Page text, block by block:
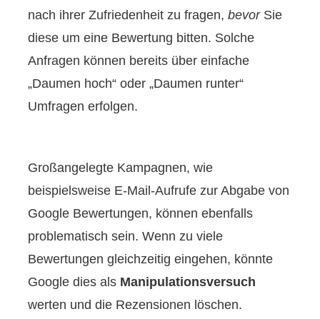
nach ihrer Zufriedenheit zu fragen,bevor Sie
diese um eine Bewertung bitten. Solche
Anfragen können bereits über einfache
„Daumen hoch“ oder „Daumen runter“
Umfragen erfolgen.
Großangelegte Kampagnen, wie
beispielsweise E-Mail-Aufrufe zur Abgabe von
Google Bewertungen, können ebenfalls
problematisch sein. Wenn zu viele
Bewertungen gleichzeitig eingehen, könnte
Google dies als Manipulationsversuch
werten und die Rezensionen löschen.